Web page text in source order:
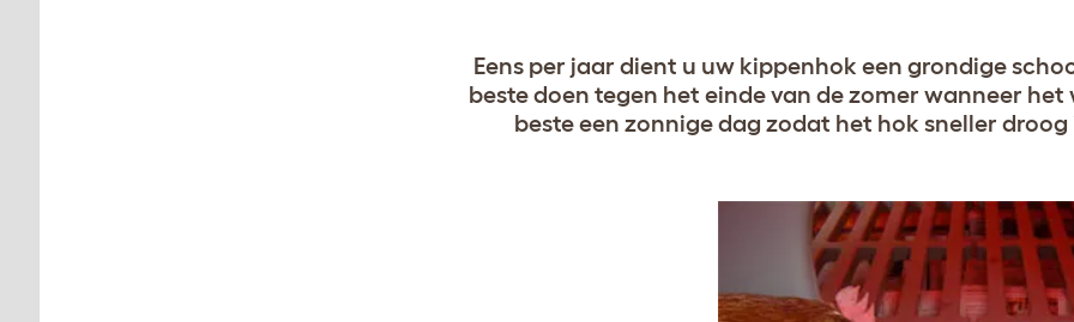
Eens per jaar dient u uw kippenhok een grondige
beste doen tegen het einde van de zomer wanneer
beste een zonnige dag zodat het hok sneller